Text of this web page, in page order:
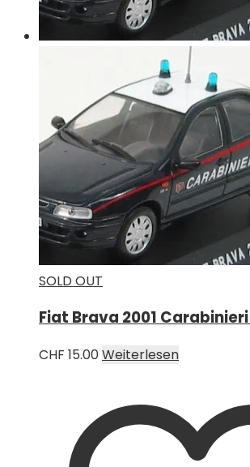
SOLD OUT
Fiat Brava 2001 Carabinieri
CHF 15.00Weiterlesen